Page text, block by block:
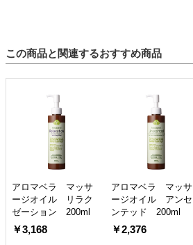
この商品と関連するおすすめ商品
アロマベラ マッサ
ージオイル リラク
ゼーション 200ml
￥3,168
アロマベラ マッサ
ージオイル アンセ
ンテッド 200ml
￥2,376